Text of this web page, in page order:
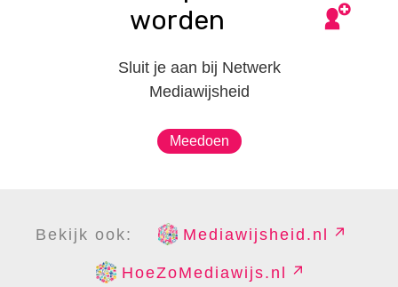
worden
Sluit je aan bij Netwerk
Mediawijsheid
Meedoen
Bekijk ook: Mediawijsheid.nl
HoeZoMediawijs.nl